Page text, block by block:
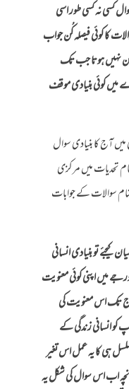
کسی نہ کسی طور اسی
کا کوئی فیصلہ کُن جواب
نہیں ہوتا جب تک
کوئی بنیادی موقف
آج کا بنیادی سوال
تحدیات میں مر کزی
سوالات کے جوابات
تو بنیادی انسانی
میں اپنی کوئی معنویت
آج تک اس معنویت کی
انسانی زندگی کے
ہی کا یہ عمل اس تغیر
اب اس سوال کی شکل یہ